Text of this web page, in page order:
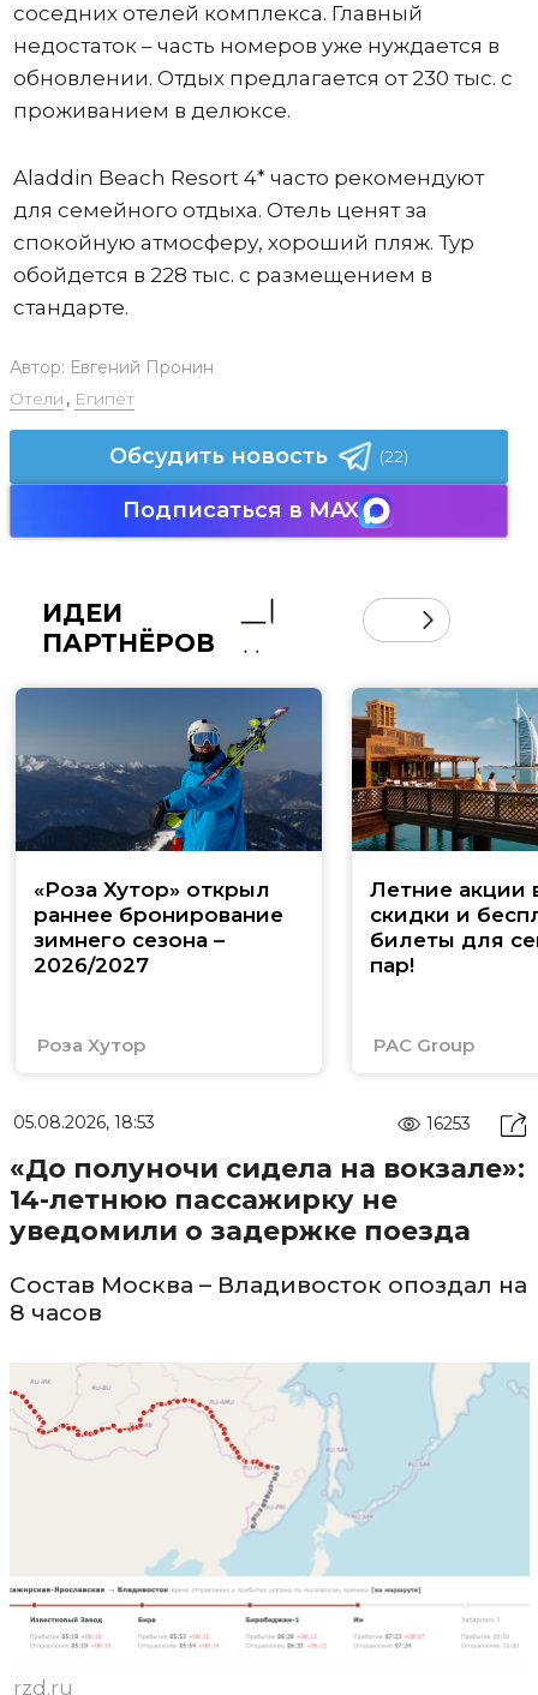
соседних отелей комплекса. Главный
недостаток – часть номеров уже нуждается в
обновлении. Отдых предлагается от 230 тыс. с
проживанием в делюксе.
Aladdin Beach Resort 4* часто рекомендуют
для семейного отдыха. Отель ценят за
спокойную атмосферу, хороший пляж. Тур
обойдется в 228 тыс. с размещением в
стандарте.
Автор: Евгений Пронин
Отели , Египет
Обсудить новость (22)
Подписаться в MAX
ИДЕИ
ПАРТНЁРОВ
«Роза Хутор» открыл
раннее бронирование
зимнего сезона –
2026/2027
Роза Хутор
Летние акции
скидки и
билеты для
пар!
PAC Group
05.08.2026, 18:53 16253
«До полуночи сидела на вокзале»:
14-летнюю пассажирку не
уведомили о задержке поезда
Состав Москва – Владивосток опоздал на
8 часов
rzd.ru